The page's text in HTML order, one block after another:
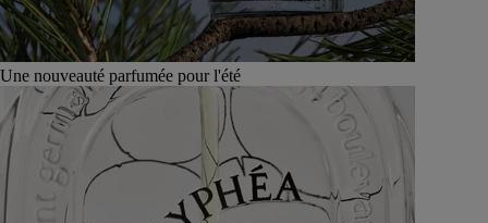
Une nouveauté parfumée pour l'été